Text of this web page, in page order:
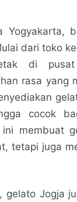
Yogyakarta,
dari toko
di pusat
rasa yang
cocok
membuat
tetapi juga
gelato Jogja